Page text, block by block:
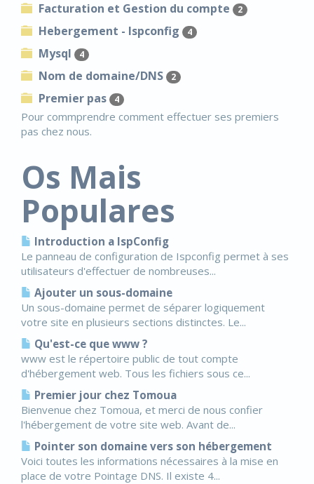
Facturation et Gestion du compte 2
Hebergement - Ispconfig 4
Mysql 4
Nom de domaine/DNS 2
Premier pas 4
Pour commprendre comment effectuer ses premiers
pas chez nous.
Os Mais
Populares
Introduction a IspConfig
Le panneau de configuration de Ispconfig permet à ses
utilisateurs d'effectuer de nombreuses...
Ajouter un sous-domaine
Un sous-domaine permet de séparer logiquement
votre site en plusieurs sections distinctes. Le...
Qu'est-ce que www ?
www est le répertoire public de tout compte
d'hébergement web. Tous les fichiers sous ce...
Premier jour chez Tomoua
Bienvenue chez Tomoua, et merci de nous confier
l'hébergement de votre site web. Avant de...
Pointer son domaine vers son hébergement
Voici toutes les informations nécessaires à la mise en
place de votre Pointage DNS. Il existe 4...